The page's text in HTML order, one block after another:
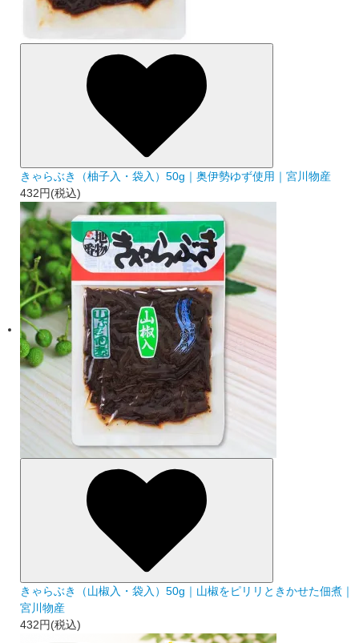
きゃらぶき（柚子入・袋入）50g｜奥伊勢ゆず使用｜宮川物産
432円(税込)
きゃらぶき（山椒入・袋入）50g｜山椒をピリリときかせた佃煮｜
宮川物産
432円(税込)